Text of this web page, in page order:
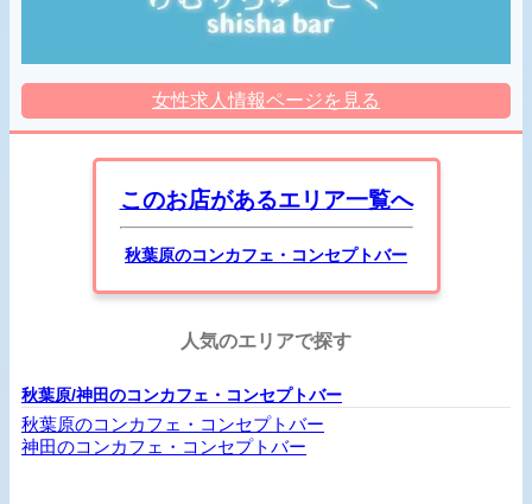
女性求人情報ページを見る
このお店があるエリア一覧へ
秋葉原のコンカフェ・コンセプトバー
人気のエリアで探す
秋葉原/神田のコンカフェ・コンセプトバー
秋葉原のコンカフェ・コンセプトバー
神田のコンカフェ・コンセプトバー